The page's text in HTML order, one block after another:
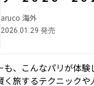
aruco 海外
2026.01.29 発売
、こんなパリが体験
く旅するテクニック